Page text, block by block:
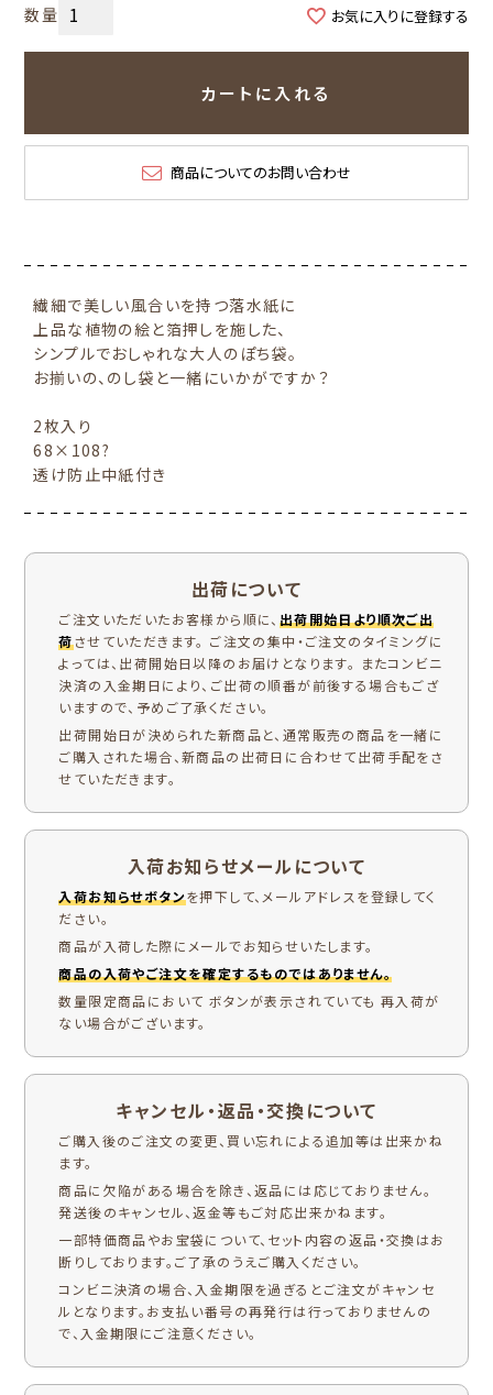
お気に入りに登録する
カートに入れる
商品についてのお問い合わせ
繊細で美しい風合いを持つ落水紙に
上品な植物の絵と箔押しを施した、
シンプルでおしゃれな大人のぽち袋。
お揃いの、のし袋と一緒にいかがですか？
2枚入り
68×108?
透け防止中紙付き
出荷について
ご注文いただいたお客様から順に、 出荷開始日より順次ご出
荷させていただきます。 ご注文の集中・ご注文のタイミングに
よっては、出荷開始日以降のお届けとなります。 またコンビニ
決済の入金期日により、ご出荷の順番が前後する場合もござ
いますので、予めご了承ください。
出荷開始日が決められた新商品と、通常販売の商品を一緒に
ご購入された場合、新商品の出荷日に合わせて出荷手配をさ
せていただきます。
入荷お知らせメールについて
入荷お知らせボタンを押下して、メールアドレスを登録してく
ださい。
商品が入荷した際にメールでお知らせいたします。
商品の入荷やご注文を確定するものではありません。
数量限定商品において ボタンが表示されていても 再入荷が
ない場合がございます。
キャンセル・返品・交換について
ご購入後のご注文の変更、買い忘れによる追加等は出来かね
ます。
商品に欠陥がある場合を除き、返品には応じておりません。
発送後のキャンセル、返金等もご対応出来かねます。
一部特価商品やお宝袋について、セット内容の返品・交換はお
断りしております。ご了承のうえご購入ください。
コンビニ決済の場合、入金期限を過ぎるとご注文がキャンセ
ルとなります。お支払い番号の再発行は行っておりませんの
で、入金期限にご注意ください。